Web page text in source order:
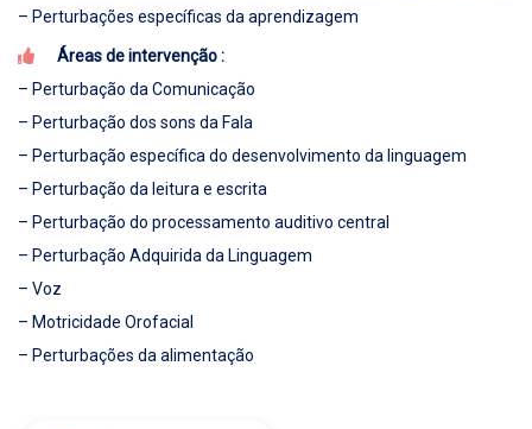
– Perturbações específicas da aprendizagem
Áreas de intervenção :
– Perturbação da Comunicação
– Perturbação dos sons da Fala
– Perturbação específica do desenvolvimento da linguagem
– Perturbação da leitura e escrita
– Perturbação do processamento auditivo central
– Perturbação Adquirida da Linguagem
– Voz
– Motricidade Orofacial
– Perturbações da alimentação